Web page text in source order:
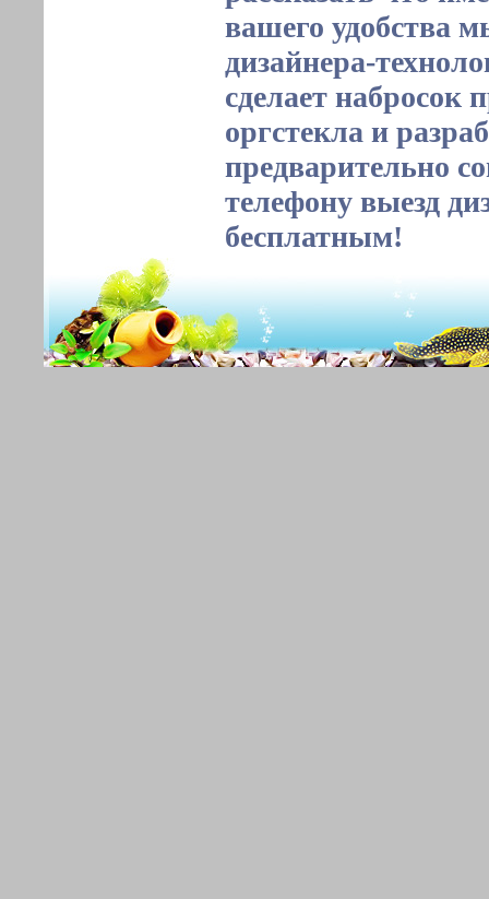
вашего удобства
дизайнера-
сделает набросок
оргстекла и
предварительно
телефону выезд
бесплатным!